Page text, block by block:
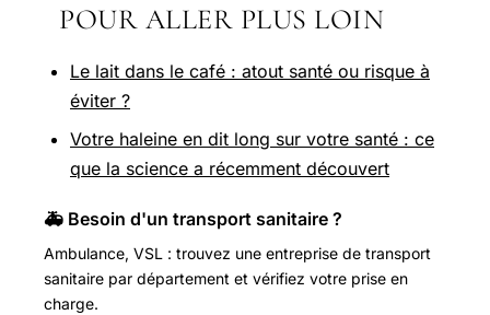
POUR ALLER PLUS LOIN
Le lait dans le café : atout santé ou risque à
éviter ?
Votre haleine en dit long sur votre santé : ce
que la science a récemment découvert
🚑 Besoin d'un transport sanitaire ?
Ambulance, VSL : trouvez une entreprise de transport
sanitaire par département et vérifiez votre prise en
charge.